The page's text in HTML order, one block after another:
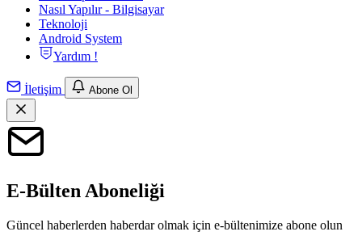
Nasıl Yapılır - Bilgisayar
Teknoloji
Android System
Yardım !
İletişim Abone Ol
E-Bülten Aboneliği
Güncel haberlerden haberdar olmak için e-bültenimize abone olun